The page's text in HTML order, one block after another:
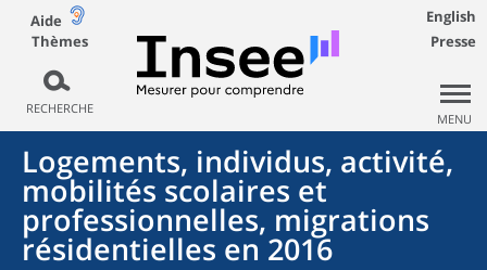
Aide
Thèmes
RECHERCHE
English
Presse
MENU
Logements, individus, activité,
mobilités scolaires et
professionnelles, migrations
résidentielles en 2016